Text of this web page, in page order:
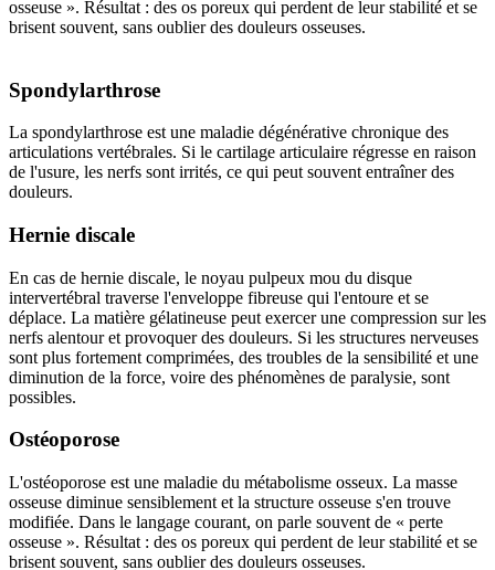
osseuse ». Résultat : des os poreux qui perdent de leur stabilité et se
brisent souvent, sans oublier des douleurs osseuses.
Spondylarthrose
La spondylarthrose est une maladie dégénérative chronique des
articulations vertébrales. Si le cartilage articulaire régresse en raison
de l'usure, les nerfs sont irrités, ce qui peut souvent entraîner des
douleurs.
Hernie discale
En cas de hernie discale, le noyau pulpeux mou du disque
intervertébral traverse l'enveloppe fibreuse qui l'entoure et se
déplace. La matière gélatineuse peut exercer une compression sur les
nerfs alentour et provoquer des douleurs. Si les structures nerveuses
sont plus fortement comprimées, des troubles de la sensibilité et une
diminution de la force, voire des phénomènes de paralysie, sont
possibles.
Ostéoporose
L'ostéoporose est une maladie du métabolisme osseux. La masse
osseuse diminue sensiblement et la structure osseuse s'en trouve
modifiée. Dans le langage courant, on parle souvent de « perte
osseuse ». Résultat : des os poreux qui perdent de leur stabilité et se
brisent souvent, sans oublier des douleurs osseuses.